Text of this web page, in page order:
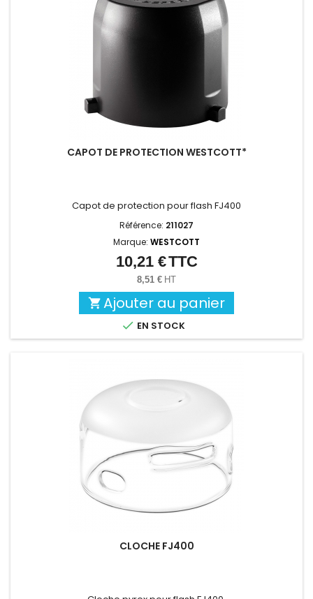
CAPOT DE PROTECTION WESTCOTT*
Capot de protection pour flash FJ400
Référence: 211027
Marque: WESTCOTT
Prix
10,21 €TTC
8,51 € HT
 Ajouter au panier
 EN STOCK
CLOCHE FJ400